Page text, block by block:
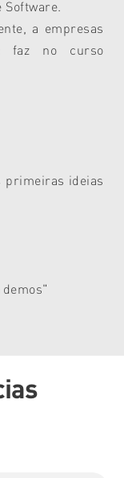
Software.
a empresas
faz no curso
primeiras ideias